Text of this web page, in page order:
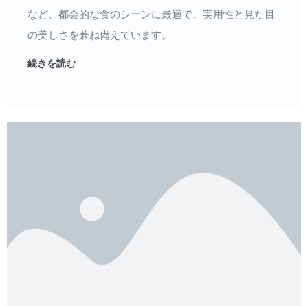
など、都会的な食のシーンに最適で、実用性と見た目
の美しさを兼ね備えています。
続きを読む